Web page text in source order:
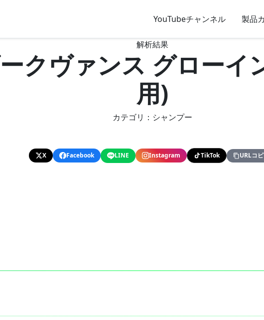
YouTubeチャンネル 製品
解析結果
クヴァンス グローイ
用)
カテゴリ：シャンプー
X Facebook LINE Instagram TikTok URLコ